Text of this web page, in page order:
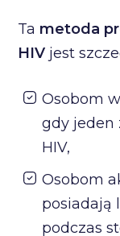
Ta metoda
HIV jest
Osobom
gdy jeden
HIV,
Osobom
posiadają
podczas